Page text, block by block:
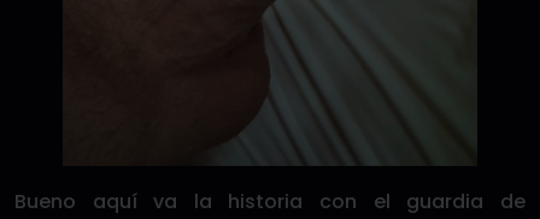
Bueno aquí va la historia con el guardia de